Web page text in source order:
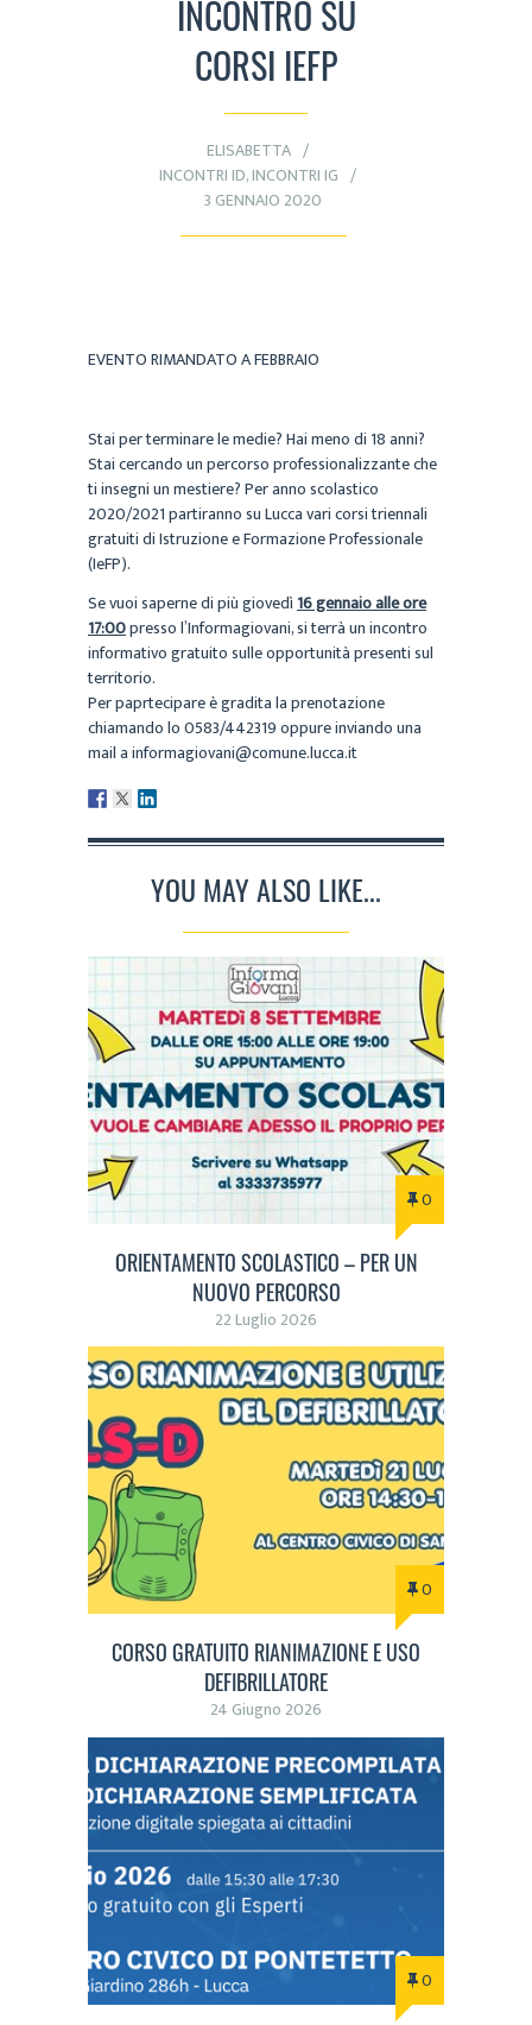
INCONTRO SU
CORSI IEFP
ELISABETTA
INCONTRI ID,INCONTRI IG
3 GENNAIO 2020
EVENTO RIMANDATO A FEBBRAIO
Stai per terminare le medie? Hai meno di 18 anni?
Stai cercando un percorso professionalizzante che
ti insegni un mestiere? Per anno scolastico
2020/2021 partiranno su Lucca vari corsi triennali
gratuiti di Istruzione e Formazione Professionale
(IeFP).
Se vuoi saperne di più giovedì16 gennaio alle ore
17:00presso l’Informagiovani, si terrà un incontro
informativo gratuito sulle opportunità presenti sul
territorio.
Per paprtecipare è gradita la prenotazione
chiamando lo 0583/442319 oppure inviando una
mail a informagiovani@comune.lucca.it
YOU MAY ALSO LIKE...
0
ORIENTAMENTO SCOLASTICO – PER UN
NUOVO PERCORSO
22 Luglio 2026
0
CORSO GRATUITO RIANIMAZIONE E USO
DEFIBRILLATORE
24 Giugno 2026
0